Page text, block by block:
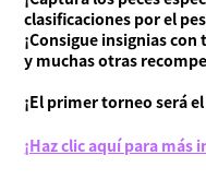
clasificaciones por el
¡Consigue insignias
y muchas otras
¡El primer torneo será
¡Haz clic aquí para más